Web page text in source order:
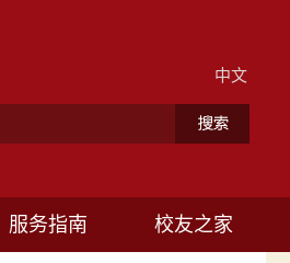
中文
服务指南 校友之家